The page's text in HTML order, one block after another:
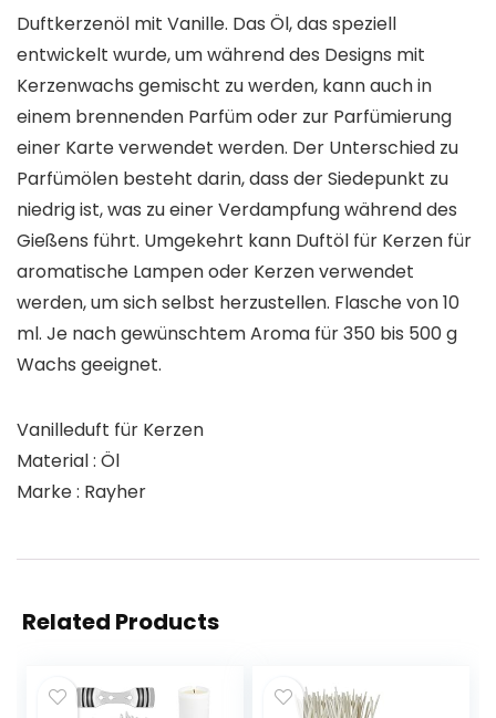
Duftkerzenöl mit Vanille. Das Öl, das speziell
entwickelt wurde, um während des Designs mit
Kerzenwachs gemischt zu werden, kann auch in
einem brennenden Parfüm oder zur Parfümierung
einer Karte verwendet werden. Der Unterschied zu
Parfümölen besteht darin, dass der Siedepunkt zu
niedrig ist, was zu einer Verdampfung während des
Gießens führt. Umgekehrt kann Duftöl für Kerzen für
aromatische Lampen oder Kerzen verwendet
werden, um sich selbst herzustellen. Flasche von 10
ml. Je nach gewünschtem Aroma für 350 bis 500 g
Wachs geeignet.
Vanilleduft für Kerzen
Material : Öl
Marke : Rayher
Related Products